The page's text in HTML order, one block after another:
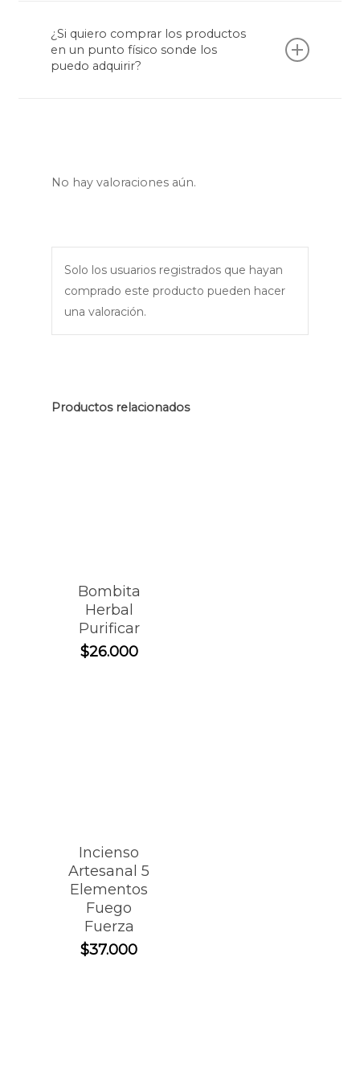
encontrarás el plazo de entrega. Algunos de
nuestros productos al ser artesanales, son
bajo pedido, y otros tienen disponibilidad
¿Si quiero comprar los productos
en un punto físico sonde los
puedo adquirir?
No hay valoraciones aún.
Solo los usuarios registrados que hayan
comprado este producto pueden hacer
una valoración.
Productos relacionados
Bombita
Herbal
Purificar
$26.000
Incienso
Artesanal 5
Elementos
Fuego
Fuerza
$37.000